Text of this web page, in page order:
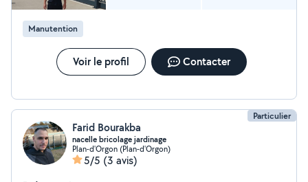
Manutention
Voir le profil Contacter
Particulier
Farid Bourakba
nacelle bricolage jardinage
Plan-d'Orgon (Plan-d'Orgon)
5/5 (3 avis)